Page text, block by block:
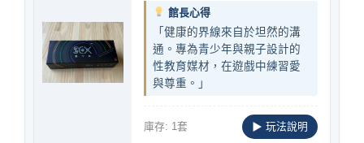
館長心得
「健康的界線來自於坦然的溝
通。專為青少年與親子設計的
性教育媒材，在遊戲中練習愛
與尊重。」
庫存: 1套 ▶ 玩法說明